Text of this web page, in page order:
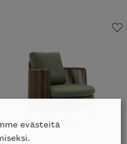
evästeitä